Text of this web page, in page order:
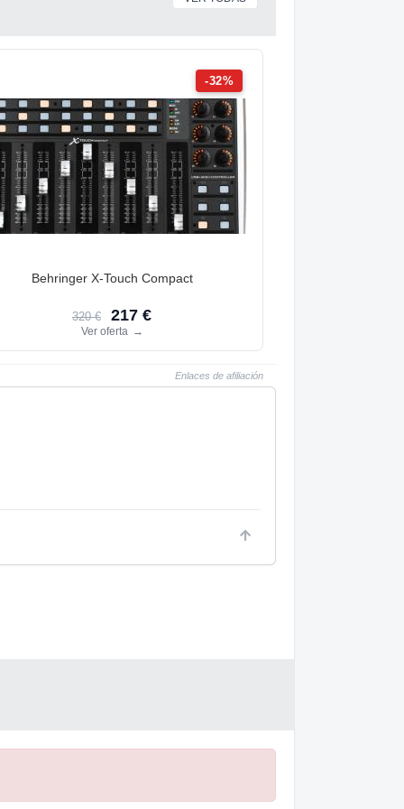
-32%
Behringer X-Touch Compact
320 € 217 €
Ver oferta →
Enlaces de afiliación